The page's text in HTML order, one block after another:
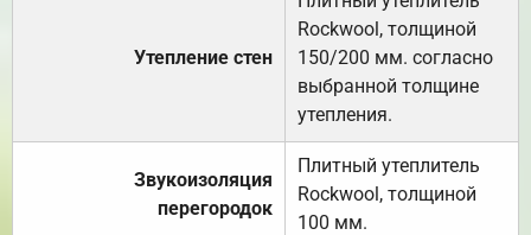
Утепление стен
Rockwool, толщиной
150/200 мм. согласно
выбранной толщине
утепления.
Звукоизоляция
перегородок
Плитный утеплитель
Rockwool, толщиной
100 мм.